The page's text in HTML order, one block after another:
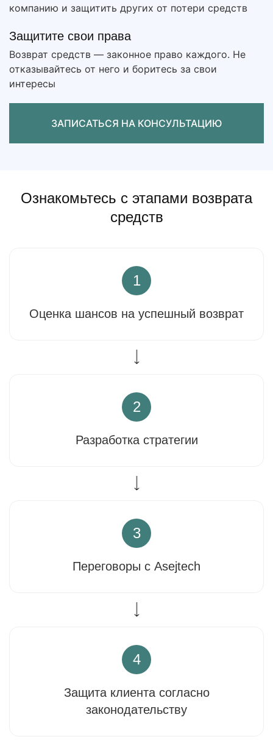
компанию и защитить других от потери средств
Защитите свои права
Возврат средств — законное право каждого. Не
отказывайтесь от него и боритесь за свои
интересы
ЗАПИСАТЬСЯ НА КОНСУЛЬТАЦИЮ
Ознакомьтесь с этапами возврата
средств
1
Оценка шансов на успешный возврат
2
Разработка стратегии
3
Переговоры с Asejtech
4
Защита клиента согласно
законодательству